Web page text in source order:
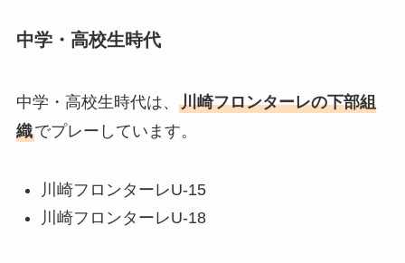
中学・高校生時代
中学・高校生時代は、 川崎フロンターレの下部組
織でプレーしています。
川崎フロンターレU-15
川崎フロンターレU-18